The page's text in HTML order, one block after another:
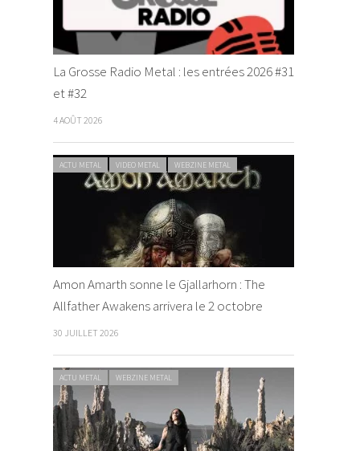
La Grosse Radio Metal : les entrées 2026 #31
et #32
4 AOÛT 2026
ACTU METAL VIDEO METAL WEBZINE METAL
Amon Amarth sonne le Gjallarhorn : The
Allfather Awakens arrivera le 2 octobre
30 JUILLET 2026
ACTU METAL WEBZINE METAL